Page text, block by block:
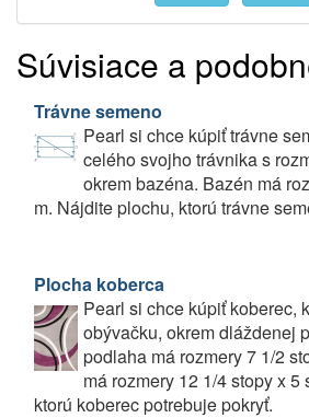
Súvisiace a
Trávne semeno
Pearl si chce kúpiť trávne
celého svojho trávnika s
okrem bazéna. Bazén má
m. Nájdite plochu, ktorú trávne
Plocha koberca
Pearl si chce kúpiť koberec,
obývačku, okrem dláždenej
podlaha má rozmery 7 1/2
má rozmery 12 1/4 stopy x
ktorú koberec potrebuje pokryť.